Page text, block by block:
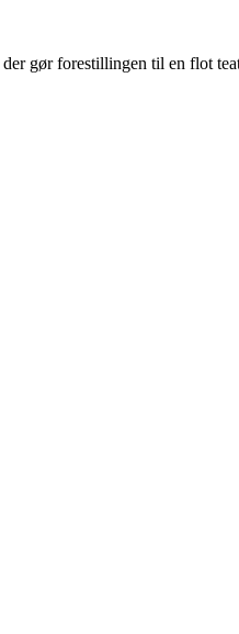
gør forestillingen til en flot